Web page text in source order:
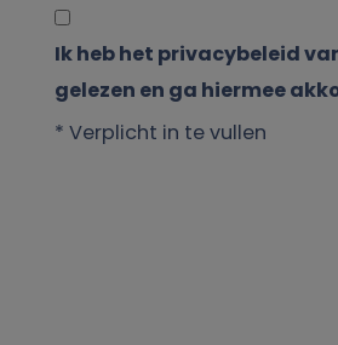
Ik heb het privacybeleid
gelezen en ga hiermee
* Verplicht in te vullen